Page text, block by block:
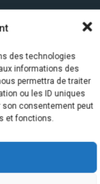
des technologies
informations des
permettra de traiter
ou les ID uniques
son consentement peut
et fonctions.